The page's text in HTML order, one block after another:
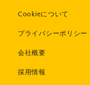
Cookieについて
プライバシーポリシー
会社概要
採用情報